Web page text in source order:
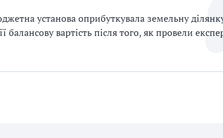
установа оприбуткувала земельну
балансову вартість після того, як провели